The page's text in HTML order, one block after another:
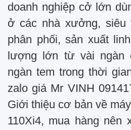
doanh nghiệp cở lớn
ở các nhà xưởng, siêu
phân phối, sản xuất
lượng lớn từ vài ngàn
ngàn tem trong thời
zalo giá Mr VINH
Giới thiệu cơ bản về
110Xi4, mua hàng nên